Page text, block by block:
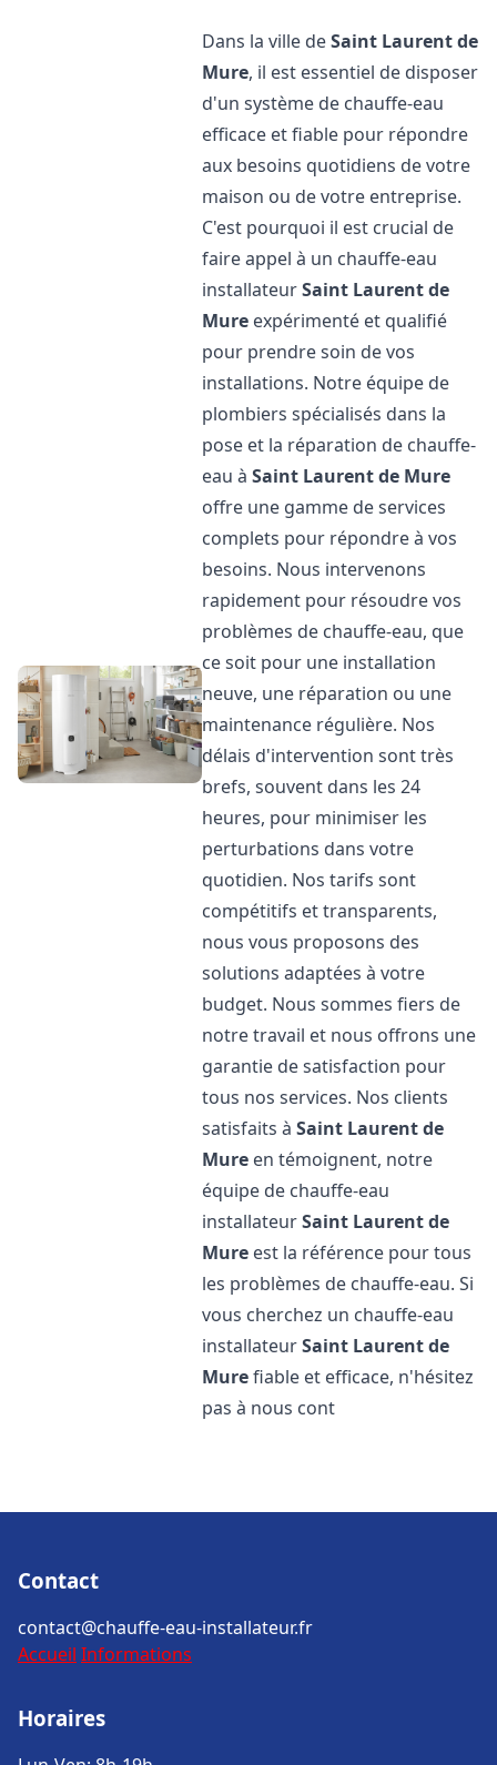
Dans la ville deSaint Laurent de
Mure, il est essentiel de disposer
d'un système de chauffe-eau
efficace et fiable pour répondre
aux besoins quotidiens de votre
maison ou de votre entreprise.
C'est pourquoi il est crucial de
faire appel à un chauffe-eau
installateurSaint Laurent de
Mure expérimenté et qualifié
pour prendre soin de vos
installations. Notre équipe de
plombiers spécialisés dans la
pose et la réparation de chauffe-
eau àSaint Laurent de Mure
offre une gamme de services
complets pour répondre à vos
besoins. Nous intervenons
rapidement pour résoudre vos
problèmes de chauffe-eau, que
ce soit pour une installation
neuve, une réparation ou une
maintenance régulière. Nos
délais d'intervention sont très
brefs, souvent dans les 24
heures, pour minimiser les
perturbations dans votre
quotidien. Nos tarifs sont
compétitifs et transparents,
nous vous proposons des
solutions adaptées à votre
budget. Nous sommes fiers de
notre travail et nous offrons une
garantie de satisfaction pour
tous nos services. Nos clients
satisfaits àSaint Laurent de
Mure en témoignent, notre
équipe de chauffe-eau
installateurSaint Laurent de
Mure est la référence pour tous
les problèmes de chauffe-eau. Si
vous cherchez un chauffe-eau
installateurSaint Laurent de
Murefiable et efficace, n'hésitez
pas à nous cont
Contact
contact@chauffe-eau-installateur.fr
Accueil Informations
Horaires